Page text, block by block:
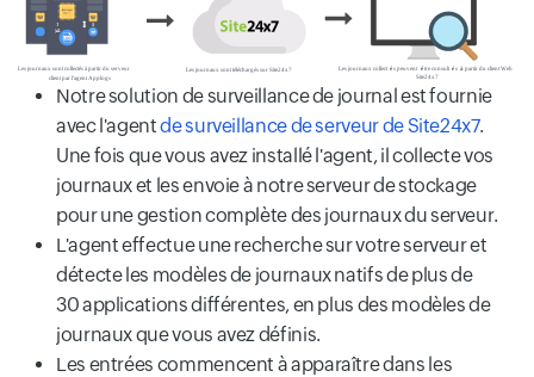
Notre solution de surveillance de journal est fournie
avec l'agentde surveillance de serveur de Site24x7.
Une fois que vous avez installé l'agent, il collecte vos
journaux et les envoie à notre serveur de stockage
pour une gestion complète des journaux du serveur.
L'agent effectue une recherche sur votre serveur et
détecte les modèles de journaux natifs de plus de
30 applications différentes, en plus des modèles de
journaux que vous avez définis.
Les entrées commencent à apparaître dans les